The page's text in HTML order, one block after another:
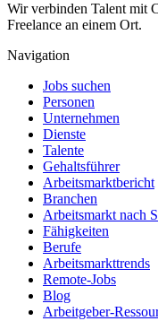
Wir verbinden Talent mit
Freelance an einem Ort.
Navigation
Jobs suchen
Personen
Unternehmen
Dienste
Talente
Gehaltsführer
Arbeitsmarktbericht
Branchen
Arbeitsmarkt nach
Fähigkeiten
Berufe
Arbeitsmarkttrends
Remote-Jobs
Blog
Arbeitgeber-